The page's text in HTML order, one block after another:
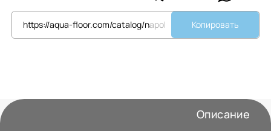
Копировать
Описание